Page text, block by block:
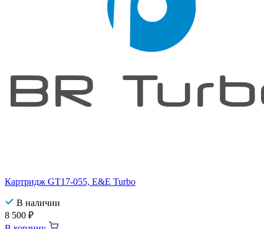
Картридж GT17-055, E&E Turbo
В наличии
8 500 ₽